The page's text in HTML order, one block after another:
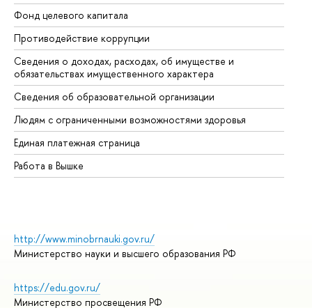
Фонд целевого капитала
Противодействие коррупции
Сведения о доходах, расходах, об имуществе и
обязательствах имущественного характера
Сведения об образовательной организации
Людям с ограниченными возможностями здоровья
Единая платежная страница
Работа в Вышке
http://www.minobrnauki.gov.ru/
Министерство науки и высшего образования РФ
https://edu.gov.ru/
Министерство просвещения РФ